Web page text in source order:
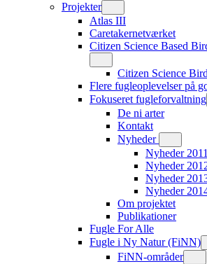
Projekter
Atlas III
Caretakernetværket
Citizen Science Based
Citizen Science
Flere fugleoplevelser på
Fokuseret fugleforvaltning
De ni arter
Kontakt
Nyheder
Nyheder 2011
Nyheder
Nyheder
Nyheder
Om projektet
Publikationer
Fugle For Alle
Fugle i Ny Natur (FiNN)
FiNN-områder